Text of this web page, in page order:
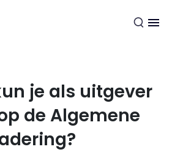
je als uitgever
de Algemene